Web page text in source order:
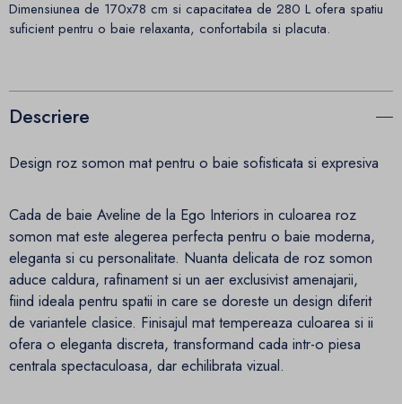
Dimensiunea de 170x78 cm si capacitatea de 280 L ofera spatiu
suficient pentru o baie relaxanta, confortabila si placuta.
Descriere
Design roz somon mat pentru o baie sofisticata si expresiva
Cada de baie Aveline de la Ego Interiors in culoarea roz
somon mat este alegerea perfecta pentru o baie moderna,
eleganta si cu personalitate. Nuanta delicata de roz somon
aduce caldura, rafinament si un aer exclusivist amenajarii,
fiind ideala pentru spatii in care se doreste un design diferit
de variantele clasice. Finisajul mat tempereaza culoarea si ii
ofera o eleganta discreta, transformand cada intr-o piesa
centrala spectaculoasa, dar echilibrata vizual.